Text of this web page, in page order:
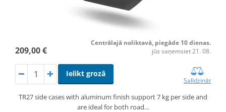
209,00 €
Centrālajā noliktavā, piegāde 10 dienas.
jūs saņemsiet 21. 08.
Ielikt grozā
Salīdzināt
TR27 side cases with aluminum finish support 7 kg per side and
are ideal for both road…